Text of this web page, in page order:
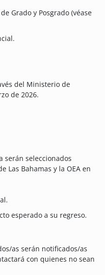
Grado y Posgrado (véase
del Ministerio de
de 2026.
serán seleccionados
Las Bahamas y la OEA en
esperado a su regreso.
as serán notificados/as
con quienes no sean